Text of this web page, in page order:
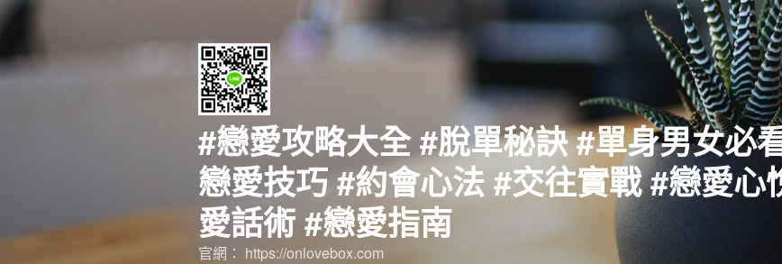
跳
至
主
要
#戀愛攻略大全 #脫單秘訣 #單身男女必
戀愛技巧 #約會心法 #交往實戰 #戀愛心
愛話術 #戀愛指南
官網： https://onlovebox.com